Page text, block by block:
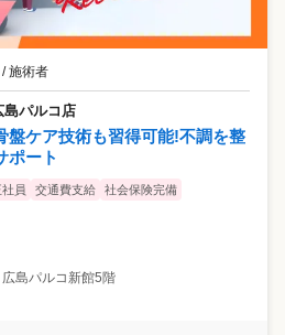
施術者
パルコ店
盤ケア技術も習得可能!不調を整
ポート
社員 交通費支給
社会保険完備
島パルコ新館5階